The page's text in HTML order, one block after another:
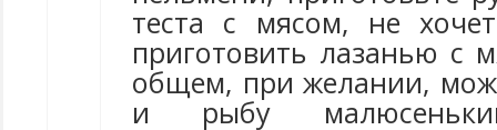
теста с мясом, не
приготовить лазанью с
общем, при желании,
и рыбу